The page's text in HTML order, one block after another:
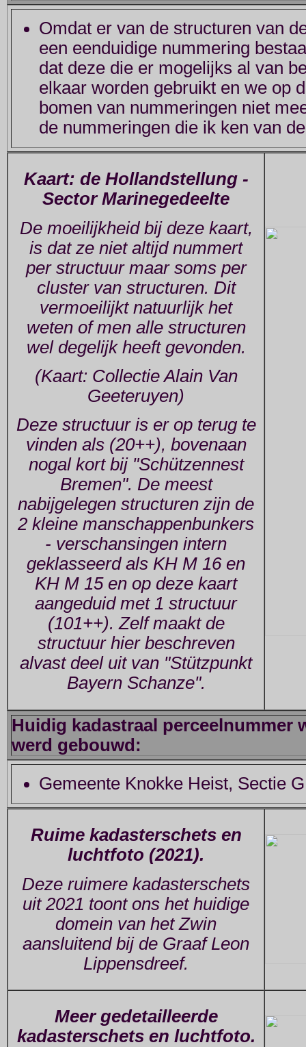
Omdat er van de structuren van
een eenduidige nummering
dat deze die er mogelijks al van
elkaar worden gebruikt en we op
bomen van nummeringen niet
de nummeringen die ik ken van
Kaart: de Hollandstellung -
Sector Marinegedeelte
De moeilijkheid bij deze kaart,
is dat ze niet altijd nummert
per structuur maar soms per
cluster van structuren. Dit
vermoeilijkt natuurlijk het
weten of men alle structuren
wel degelijk heeft gevonden.
(Kaart: Collectie Alain Van
Geeteruyen)
Deze structuur is er op terug te
vinden als (20++), bovenaan
nogal kort bij "Schützennest
Bremen". De meest
nabijgelegen structuren zijn de
2 kleine manschappenbunkers
- verschansingen intern
geklasseerd als KH M 16 en
KH M 15 en op deze kaart
aangeduid met 1 structuur
(101++). Zelf maakt de
structuur hier beschreven
alvast deel uit van "Stützpunkt
Bayern Schanze".
Huidig kadastraal perceelnummer
werd gebouwd:
Gemeente Knokke Heist, Sectie
Ruime kadasterschets en
luchtfoto (2021).
Deze ruimere kadasterschets
uit 2021 toont ons het huidige
domein van het Zwin
aansluitend bij de Graaf Leon
Lippensdreef.
Meer gedetailleerde
kadasterschets en luchtfoto.